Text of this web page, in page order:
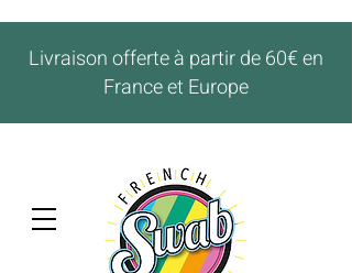
Livraison offerte à partir de 60€ en
France et Europe